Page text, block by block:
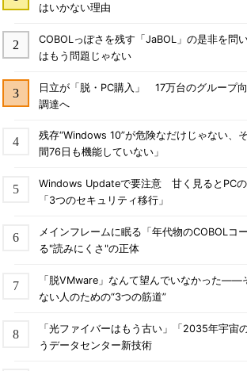
はいかない理由
COBOLっぽさを残す「JaBOL」の是非を
はもう問題じゃない
日立が「脱・PC購入」 17万台のグループ
調達へ
残存“Windows 10”が危険なだけじゃない、
間76日も機能していない」
Windows Updateで要注意 甘く見るとPC
「3つのセキュリティ移行」
メインフレームに眠る「年代物のCOBOLコ
る"読みにくさ"の正体
「脱VMware」なんて望んでいなかった――
ない人のための“3つの筋道”
「光ファイバーはもう古い」「2035年宇
うデータセンター新技術